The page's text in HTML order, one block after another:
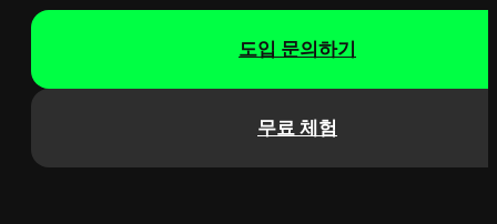
무료 체험
도입 문의하기